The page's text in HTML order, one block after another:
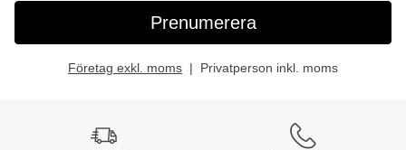
Prenumerera
Företag exkl. moms Privatperson inkl. moms